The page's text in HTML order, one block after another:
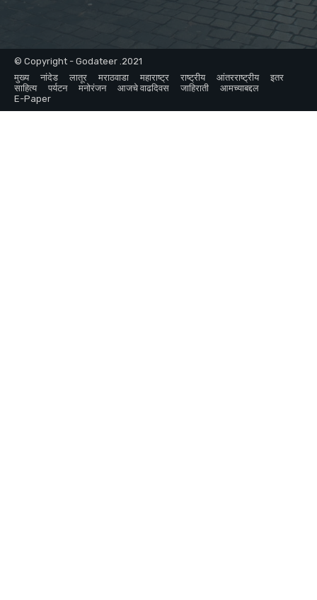
© Copyright - Godateer .2021
मुख्य
नांदेड लातूर मराठवाडा महाराष्ट्र राष्ट्रीय आंतरराष्ट्रीय
इतर
साहित्य
पर्यटन मनोरंजन आजचे वाढदिवस जाहिराती
आमच्याबद्दल
E-Paper